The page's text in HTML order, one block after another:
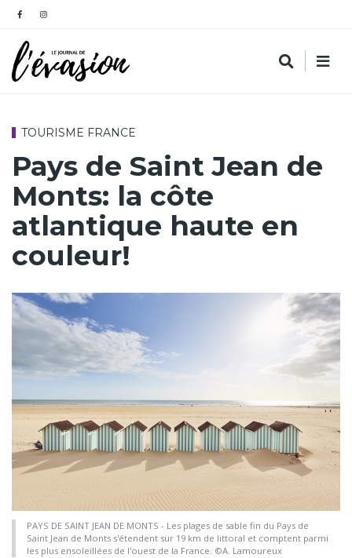
TOURISME FRANCE
Pays de Saint Jean de
Monts: la côte
atlantique haute en
couleur!
PAYS DE SAINT JEAN DE MONTS - Les plages de sable fin du Pays de
Saint Jean de Monts s'étendent sur 19 km de littoral et comptent parmi
les plus ensoleillées de l'ouest de la France. ©A. Lamoureux